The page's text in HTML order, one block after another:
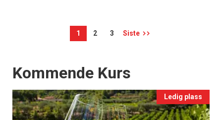
1 2 3 Siste
Events
Kommende Kurs
Ledig plass